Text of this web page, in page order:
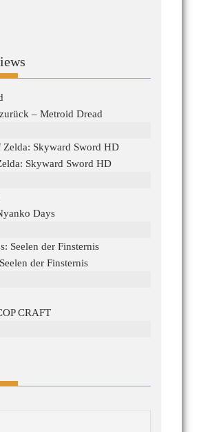
– Metroid Dread
Skyward Sword HD
Days
der Finsternis
CRAFT